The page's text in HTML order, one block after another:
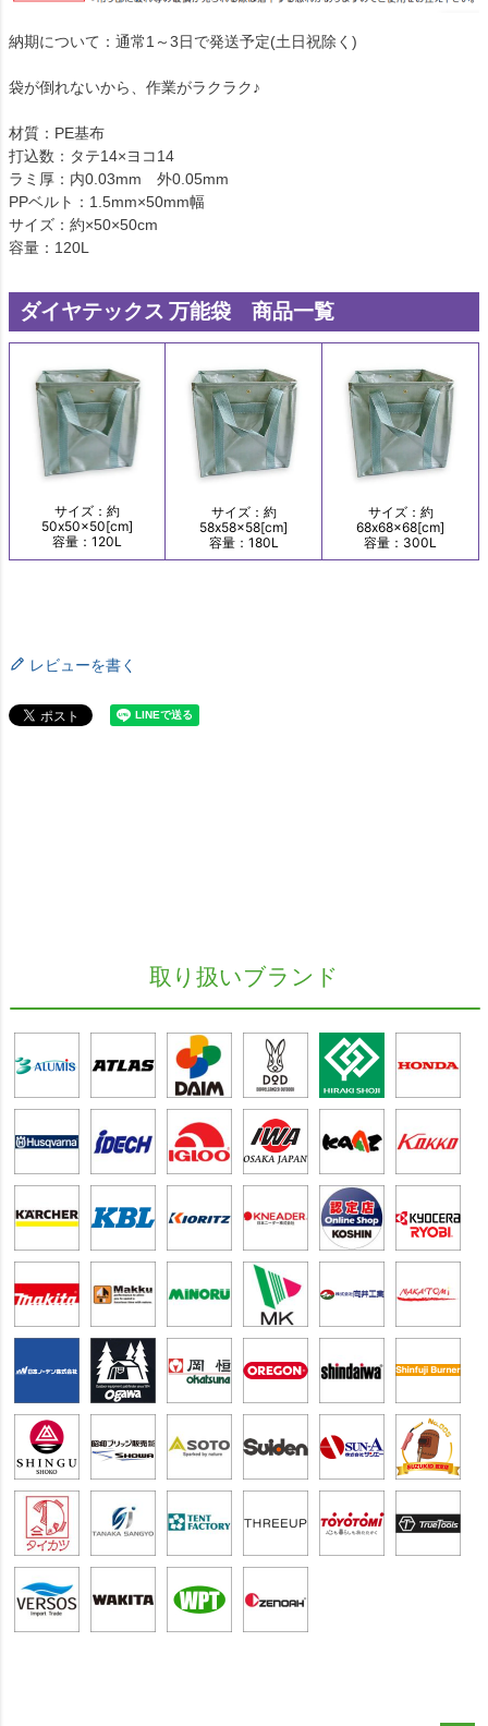
納期について：通常1～3日で発送予定(土日祝除く)
袋が倒れないから、作業がラクラク♪
材質：PE基布
打込数：タテ14×ヨコ14
ラミ厚：内0.03mm 外0.05mm
PPベルト：1.5mm×50mm幅
サイズ：約×50×50cm
容量：120L
レビューを書く
取り扱いブランド